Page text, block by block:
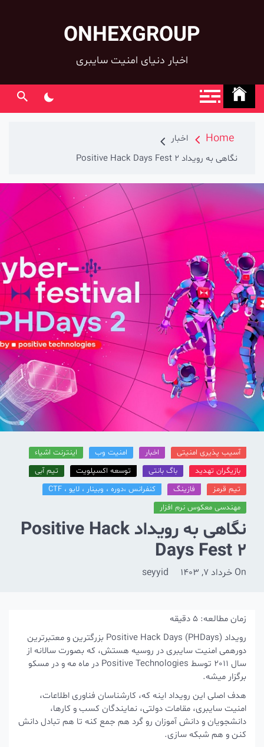
ONHEXGROUP
اخبار دنیای امنیت سایبری
Home
اخبار
نگاهی به رویداد Positive Hack Days Fest 2
آسیب پذیری امنیتی امنیت وب
اینترنت اشیاء
بازیگران تهدید
باگ بانتی توسعه اکسپلویت
تیم آبی
تیم قرمز
فازینگ
کنفرانس ،دوره ، وبینار ، لایو ، CTF
مهندسی معکوس نرم افزار
نگاهی به رویداد Positive Hack
Days Fest 2
خرداد 7, 1403 seyyid
زمان مطالعه:5دقیقه
رویداد Positive Hack Days (PHDays) بزرگترین و معتبرترین
دورهمی امنیت سایبری در روسیه هستش، که بصورت سالانه از
سال 2011 توسط Positive Technologies در ماه مه و در مسکو
برگزار میشه.
هدف اصلی این رویداد اینه که، کارشناسان فناوری اطلاعات،
امنیت سایبری، مقامات دولتی، نمایندگان کسب و کارها،
دانشجویان و دانش آموزان رو گرد هم جمع کنه تا هم تبادل دانش
کنن و هم شبکه سازی.